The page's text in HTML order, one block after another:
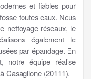
et fiables pour
toutes eaux. Nous
nettoyage réseaux, le
également le
par épandage. En
notre équipe réalise
Casaglione (20111).